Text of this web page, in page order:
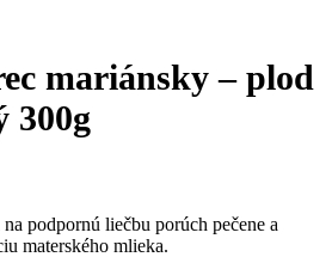
mariánsky – plod
300g
podpornú liečbu porúch pečene a
materského mlieka.